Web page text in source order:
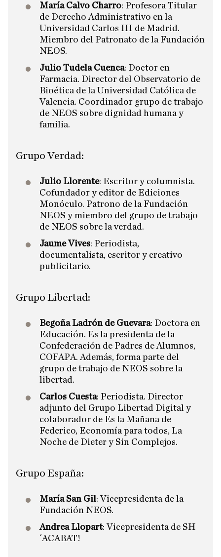
María Calvo Charro: Profesora Titular
de Derecho Administrativo en la
Universidad Carlos III de Madrid.
Miembro del Patronato de la Fundación
NEOS.
Julio Tudela Cuenca: Doctor en
Farmacia. Director del Observatorio de
Bioética de la Universidad Católica de
Valencia. Coordinador grupo de trabajo
de NEOS sobre dignidad humana y
familia.
Grupo Verdad:
Julio Llorente: Escritor y columnista.
Cofundador y editor de Ediciones
Monóculo. Patrono de la Fundación
NEOS y miembro del grupo de trabajo
de NEOS sobre la verdad.
Jaume Vives: Periodista,
documentalista, escritor y creativo
publicitario.
Grupo Libertad:
Begoña Ladrón de Guevara: Doctora en
Educación. Es la presidenta de la
Confederación de Padres de Alumnos,
COFAPA. Además, forma parte del
grupo de trabajo de NEOS sobre la
libertad.
Carlos Cuesta: Periodista. Director
adjunto del Grupo Libertad Digital y
colaborador de Es la Mañana de
Federico, Economía para todos, La
Noche de Dieter y Sin Complejos.
Grupo España:
María San Gil: Vicepresidenta de la
Fundación NEOS.
Andrea Llopart: Vicepresidenta de SH
´ACABAT!